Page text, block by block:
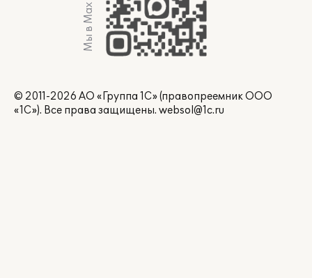
Мы в Max
© 2011-2026 АО «Группа 1С» (правопреемник ООО
«1С»). Все права защищены. websol@1c.ru